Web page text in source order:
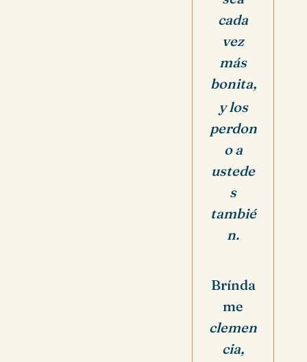
cada
vez
más
bonita,
y los
perdon
o a
ustede
s
tambié
n.
Brínda
me
clemen
cia,